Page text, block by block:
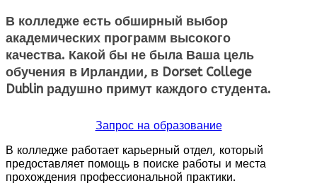
В колледже есть обширный выбор
академических программ высокого
качества. Какой бы не была Ваша цель
обучения в Ирландии, в Dorset College
Dublin радушно примут каждого студента.
Запрос на образование
В колледже работает карьерный отдел, который
предоставляет помощь в поиске работы и места
прохождения профессиональной практики.